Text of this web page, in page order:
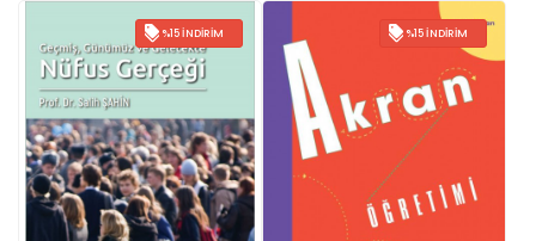
%15 İNDIRIM %15 İNDIRIM